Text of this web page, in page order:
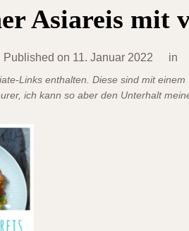
Asiareis mit
Published on 11. Januar 2022 in
Links enthalten. Diese sind mit
ich kann so aber den Unterhalt